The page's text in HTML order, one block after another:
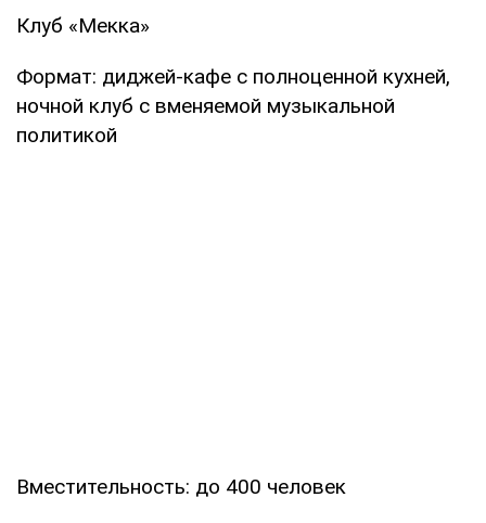
Клуб «Мекка»
Формат: диджей-кафе с полноценной кухней,
ночной клуб с вменяемой музыкальной
политикой
Вместительность: до 400 человек